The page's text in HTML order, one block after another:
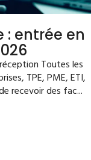
entrée en
Toutes les
TPE, PME, ETI,
recevoir des fac...